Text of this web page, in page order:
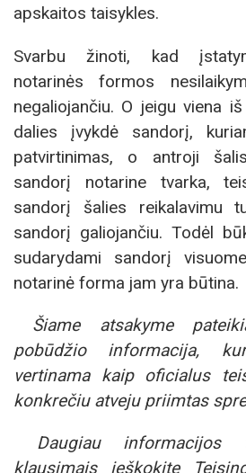
apskaitos taisykles.
Svarbu žinoti, kad
notarinės formos
negaliojančiu. O jeigu viena
dalies įvykdė sandorį,
patvirtinimas, o antroji
sandorį notarine tvarka,
sandorį šalies reikalavimu
sandorį galiojančiu. Todėl
sudarydami sandorį
notarinė forma jam yra būtina.
Šiame atsakyme
pobūdžio informacija,
vertinama kaip oficialus
konkrečiu atveju priimtas
Daugiau informacijos
klausimais ieškokite